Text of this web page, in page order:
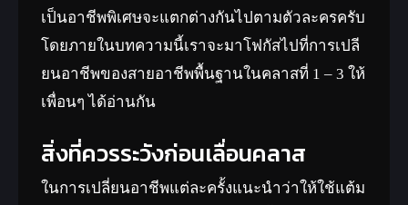
เป็นอาชีพพิเศษจะแตกต่างกันไปตามตัวละครครับ
โดยภายในบทความนี้เราจะมาโฟกัสไปที่การเปลี
ยนอาชีพของสายอาชีพพื้นฐานในคลาสที่ 1 – 3 ให้
เพื่อนๆ ได้อ่านกัน
สิ่งที่ควรระวังก่อนเลื่อนคลาส
ในการเปลี่ยนอาชีพแต่ละครั้งแนะนำว่าให้ใช้แต้ม